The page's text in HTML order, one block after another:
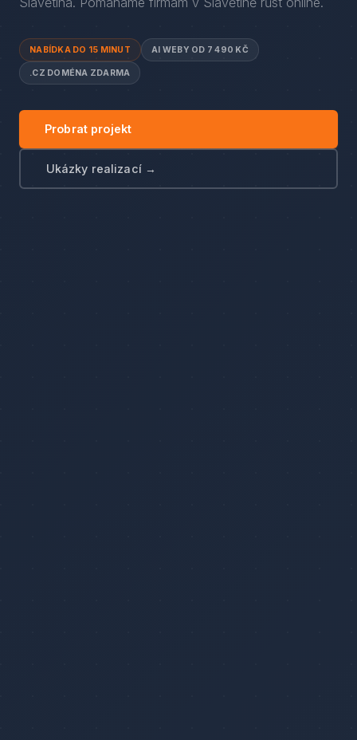
NABÍDKA DO 15 MINUT AI WEBY OD 7 490 KČ
.CZ DOMÉNA ZDARMA
Probrat projekt
Ukázky realizací →